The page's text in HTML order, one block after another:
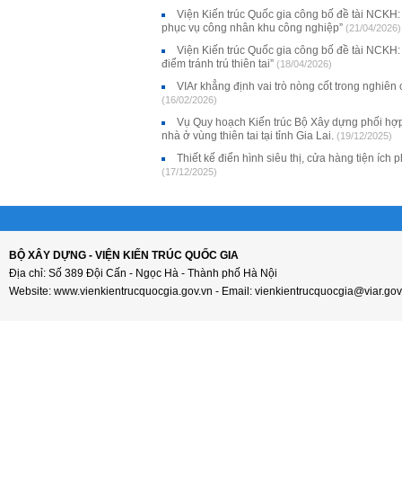
Viện Kiến trúc Quốc gia công bố đề tài
phục vụ công nhân khu công nghiệp” (21/04/2026)
Viện Kiến trúc Quốc gia công bố đề tài
điểm tránh trú thiên tai” (18/04/2026)
VIAr khẳng định vai trò nòng cốt trong
(16/02/2026)
Vụ Quy hoạch Kiến trúc Bộ Xây dựng phối
nhà ở vùng thiên tai tại tỉnh Gia Lai. (19/12/2025)
Thiết kế điển hình siêu thị, cửa hàng tiện ích
(17/12/2025)
BỘ XÂY DỰNG - VIỆN KIẾN TRÚC QUỐC GIA
Địa chỉ: Số 389 Đội Cấn - Ngọc Hà - Thành phố Hà Nội
Website: www.vienkientrucquocgia.gov.vn - Email: